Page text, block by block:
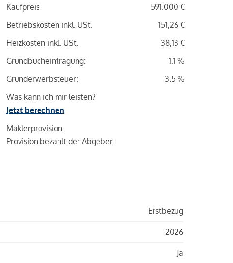
Kaufpreis
591.000 €
Betriebskosten inkl. USt.
151,26 €
Heizkosten inkl. USt.
38,13 €
Grundbucheintragung:
1.1 %
Grunderwerbsteuer:
3.5 %
Was kann ich mir leisten?
Jetzt berechnen
Maklerprovision:
Provision bezahlt der Abgeber.
Erstbezug
2026
Ja